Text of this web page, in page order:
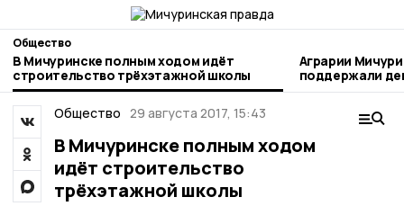
Общество
В Мичуринске полным ходом идёт
строительство трёхэтажной школы
Аграрии
поддержали день
труда
Общество 29 августа 2017, 15:43
В Мичуринске полным ходом
идёт строительство
трёхэтажной школы